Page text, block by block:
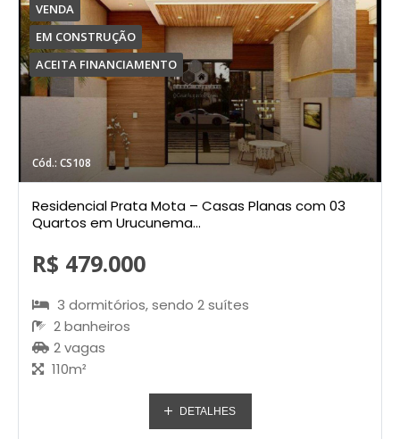
VENDA
EM CONSTRUÇÃO
ACEITA FINANCIAMENTO
Cód.: CS108
Residencial Prata Mota – Casas Planas com 03
Quartos em Urucunema...
R$ 479.000
3 dormitórios, sendo 2 suítes
2 banheiros
2 vagas
110m²
DETALHES